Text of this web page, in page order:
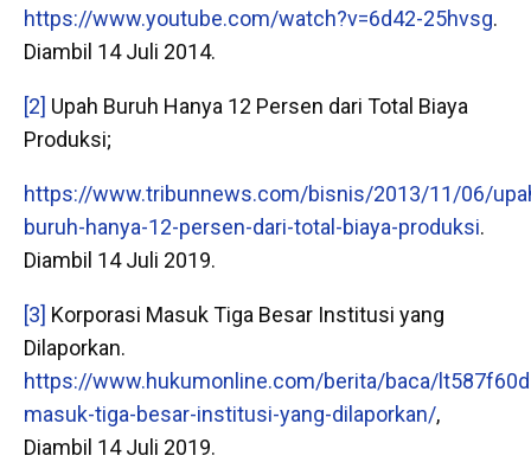
https://www.youtube.com/watch?v=6d42-25hvsg.
Diambil 14 Juli 2014.
[2] Upah Buruh Hanya 12 Persen dari Total Biaya
Produksi;
https://www.tribunnews.com/bisnis/2013/11/06/
buruh-hanya-12-persen-dari-total-biaya-produksi.
Diambil 14 Juli 2019.
[3] Korporasi Masuk Tiga Besar Institusi yang
Dilaporkan.
https://www.hukumonline.com/berita/baca/
masuk-tiga-besar-institusi-yang-dilaporkan/,
Diambil 14 Juli 2019.